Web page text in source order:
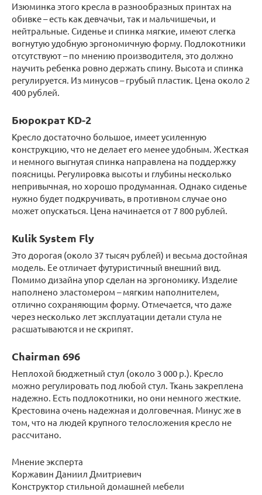
Изюминка этого кресла в разнообразных принтах на
обивке – есть как девчачьи, так и мальчишечьи, и
нейтральные. Сиденье и спинка мягкие, имеют слегка
вогнутую удобную эргономичную форму. Подлокотники
отсутствуют – по мнению производителя, это должно
научить ребенка ровно держать спину. Высота и спинка
регулируется. Из минусов – грубый пластик. Цена около 2
400 рублей.
Бюрократ KD-2
Кресло достаточно большое, имеет усиленную
конструкцию, что не делает его менее удобным. Жесткая
и немного выгнутая спинка направлена на поддержку
поясницы. Регулировка высоты и глубины несколько
непривычная, но хорошо продуманная. Однако сиденье
нужно будет подкручивать, в противном случае оно
может опускаться. Цена начинается от 7 800 рублей.
Kulik System Fly
Это дорогая (около 37 тысяч рублей) и весьма достойная
модель. Ее отличает футуристичный внешний вид.
Помимо дизайна упор сделан на эргономику. Изделие
наполнено эластомером – мягким наполнителем,
отлично сохраняющим форму. Отмечается, что даже
через несколько лет эксплуатации детали стула не
расшатываются и не скрипят.
Chairman 696
Неплохой бюджетный стул (около 3 000 р.). Кресло
можно регулировать под любой стул. Ткань закреплена
надежно. Есть подлокотники, но они немного жесткие.
Крестовина очень надежная и долговечная. Минус же в
том, что на людей крупного телосложения кресло не
рассчитано.
Мнение эксперта
Коржавин Даниил Дмитриевич
Конструктор стильной домашней мебели